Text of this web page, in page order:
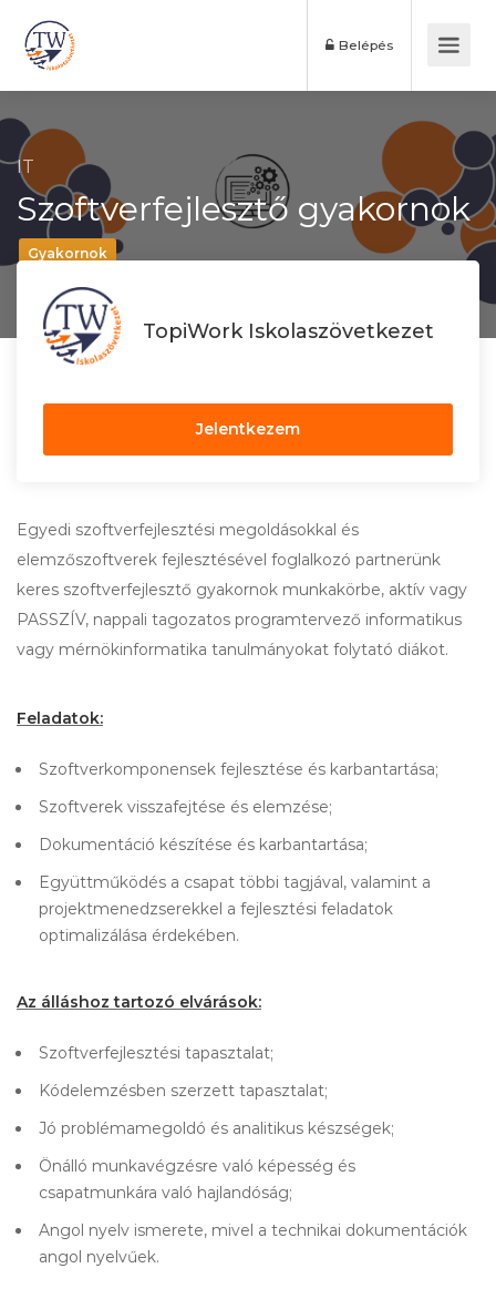
Belépés
IT
Szoftverfejlesztő gyakornok
Gyakornok
TopiWork Iskolaszövetkezet
Jelentkezem
Egyedi szoftverfejlesztési megoldásokkal és
elemzőszoftverek fejlesztésével foglalkozó partnerünk
keres szoftverfejlesztő gyakornok munkakörbe, aktív vagy
PASSZÍV, nappali tagozatos programtervező informatikus
vagy mérnökinformatika tanulmányokat folytató diákot.
Feladatok:
Szoftverkomponensek fejlesztése és karbantartása;
Szoftverek visszafejtése és elemzése;
Dokumentáció készítése és karbantartása;
Együttműködés a csapat többi tagjával, valamint a
projektmenedzserekkel a fejlesztési feladatok
optimalizálása érdekében.
Az álláshoz tartozó elvárások:
Szoftverfejlesztési tapasztalat;
Kódelemzésben szerzett tapasztalat;
Jó problémamegoldó és analitikus készségek;
Önálló munkavégzésre való képesség és
csapatmunkára való hajlandóság;
Angol nyelv ismerete, mivel a technikai dokumentációk
angol nyelvűek.